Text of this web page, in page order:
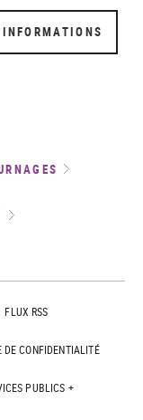
FLUX RSS
DE CONFIDENTIALITÉ
PUBLICS +